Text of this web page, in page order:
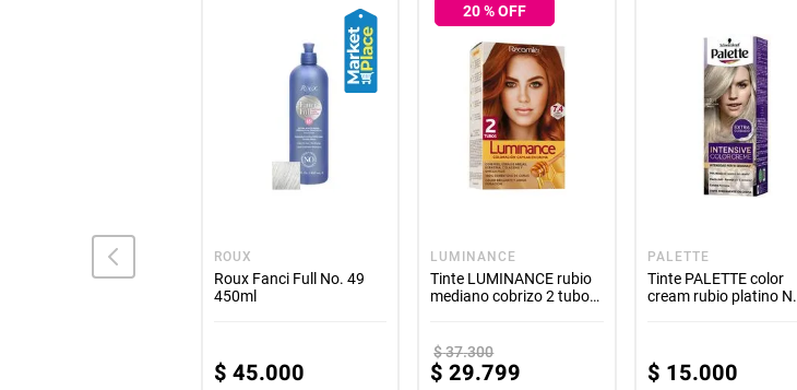
GREEN CODE kit
ROUX
Roux Fanci Full No. 49
450ml
$ 45.000
20% OFF
LUMINANCE
Tinte LUMINANCE rubio
mediano cobrizo 2 tubos
$37.300
$ 29.799
PALETTE
Tinte PALETTE color
cream rubio platino N.
$ 15.000